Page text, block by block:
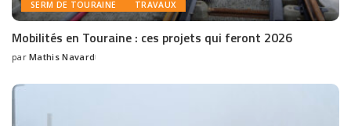
SERM DE TOURAINE
TRAVAUX
Mobilités en Touraine : ces projets qui feront 2026
par Mathis Navard